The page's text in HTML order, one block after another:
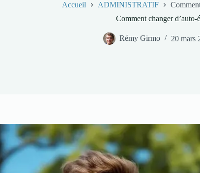
Accueil ADMINISTRATIF
Comment changer d’auto-
Rémy Girmo 20 mars